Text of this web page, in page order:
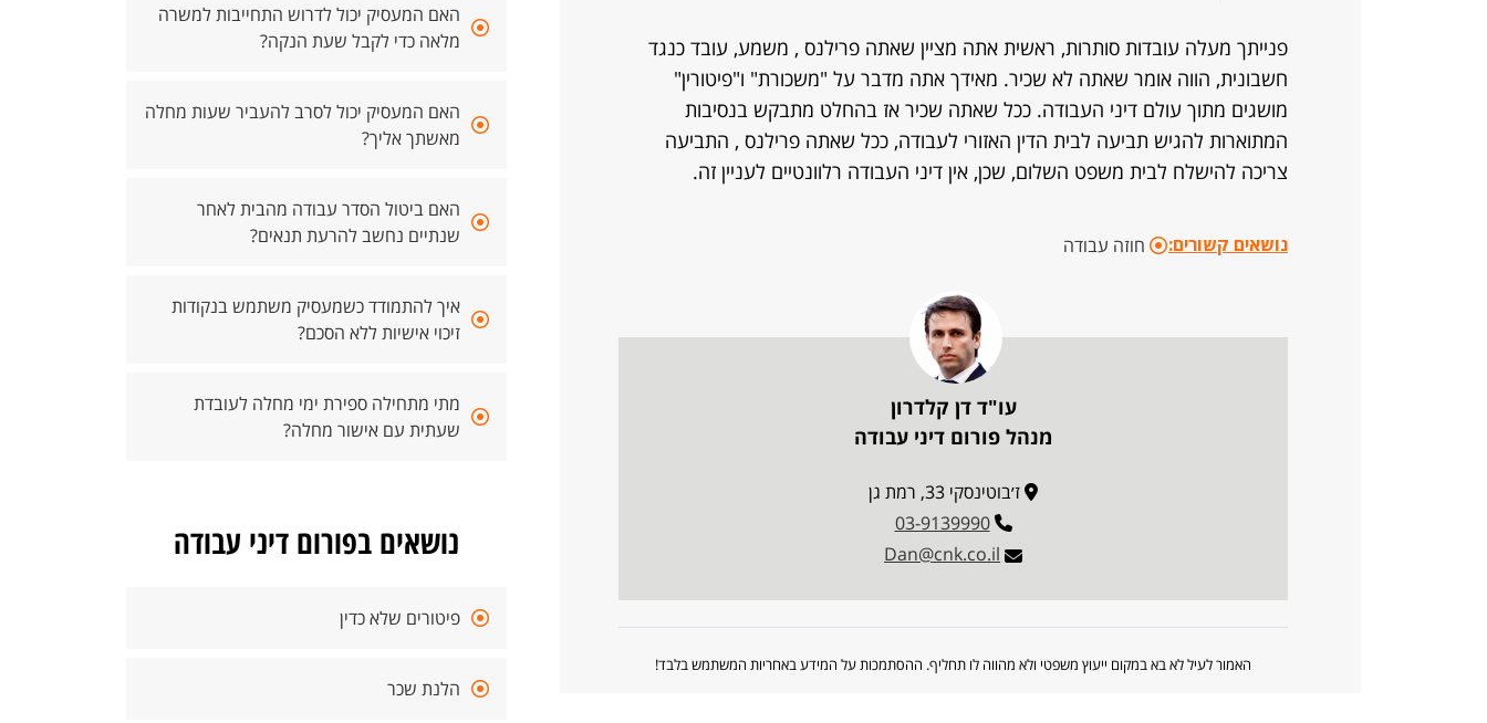
פנייתך מעלה עובדות סותרות, ראשית אתה מציין שאתה פרילנס , משמע, עובד כנגד
חשבונית, הווה אומר שאתה לא שכיר. מאידך אתה מדבר על "משכורת" ו"פיטורין"
מושגים מתוך עולם דיני העבודה. ככל שאתה שכיר אז בהחלט מתבקש בנסיבות
המתוארות להגיש תביעה לבית הדין האזורי לעבודה, ככל שאתה פרילנס , התביעה
צריכה להישלח לבית משפט השלום, שכן, אין דיני העבודה רלוונטיים לעניין זה.
נושאים קשורים: חוזה עבודה
עו"ד דן קלדרון
מנהל פורום דיני עבודה
ז׳בוטינסקי 33, רמת גן
03-9139990
Dan@cnk.co.il
האמור לעיל לא בא במקום ייעוץ משפטי ולא מהווה לו תחליף. ההסתמכות על המידע באחריות המשתמש בלבד!
האם המעסיק יכול לדרוש התחייבות למשרה
מלאה כדי לקבל שעת הנקה?
האם המעסיק יכול לסרב להעביר שעות מחלה
מאשתך אליך?
האם ביטול הסדר עבודה מהבית לאחר
שנתיים נחשב להרעת תנאים?
איך להתמודד כשמעסיק משתמש בנקודות
זיכוי אישיות ללא הסכם?
מתי מתחילה ספירת ימי מחלה לעובדת
שעתית עם אישור מחלה?
נושאים בפורום דיני עבודה
פיטורים שלא כדין
הלנת שכר